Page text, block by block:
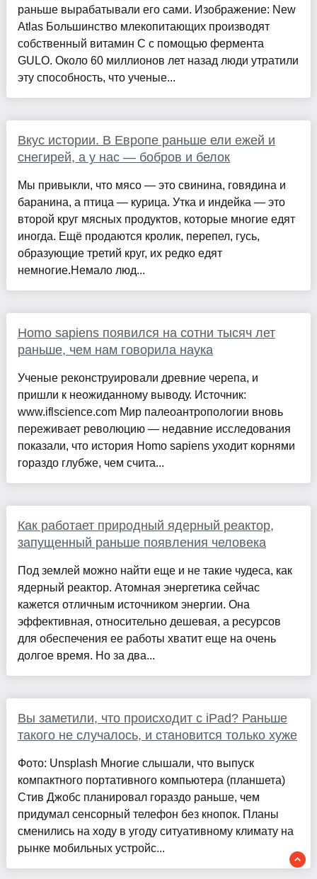
раньше вырабатывали его сами. Изображение: New
Atlas Большинство млекопитающих производят
собственный витамин C с помощью фермента
GULO. Около 60 миллионов лет назад люди утратили
эту способность, что ученые...
Вкус истории. В Европе раньше ели ежей и
снегирей, а у нас — бобров и белок
Мы привыкли, что мясо — это свинина, говядина и
баранина, а птица — курица. Утка и индейка — это
второй круг мясных продуктов, которые многие едят
иногда. Ещё продаются кролик, перепел, гусь,
образующие третий круг, их редко едят
немногие.Немало люд...
Homo sapiens появился на сотни тысяч лет
раньше, чем нам говорила наука
Ученые реконструировали древние черепа, и
пришли к неожиданному выводу. Источник:
www.iflscience.com Мир палеоантропологии вновь
переживает революцию — недавние исследования
показали, что история Homo sapiens уходит корнями
гораздо глубже, чем счита...
Как работает природный ядерный реактор,
запущенный раньше появления человека
Под землей можно найти еще и не такие чудеса, как
ядерный реактор. Атомная энергетика сейчас
кажется отличным источником энергии. Она
эффективная, относительно дешевая, а ресурсов
для обеспечения ее работы хватит еще на очень
долгое время. Но за два...
Вы заметили, что происходит с iPad? Раньше
такого не случалось, и становится только хуже
Фото: Unsplash Многие слышали, что выпуск
компактного портативного компьютера (планшета)
Стив Джобс планировал гораздо раньше, чем
придумал сенсорный телефон без кнопок. Планы
сменились на ходу в угоду ситуативному климату на
рынке мобильных устройс...